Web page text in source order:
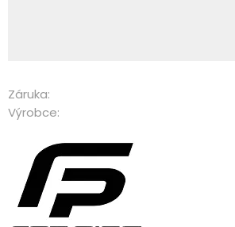
Záruka:
Výrobce: